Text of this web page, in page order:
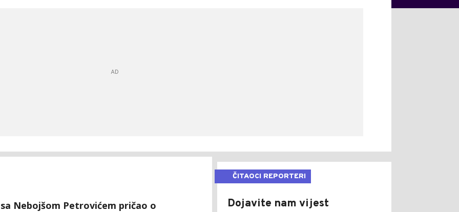
Nebojšom Petrovićem pričao o
ČITAOCI REPORTERI
Dojavite nam vijest